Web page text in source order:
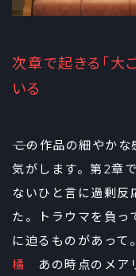
次章で起きる「大
いる
――この作品の細やか
気がします。第2章
ないひと言に過剰反
た。トラウマを負っ
に迫るものがあって。
橘
あの時点のメア